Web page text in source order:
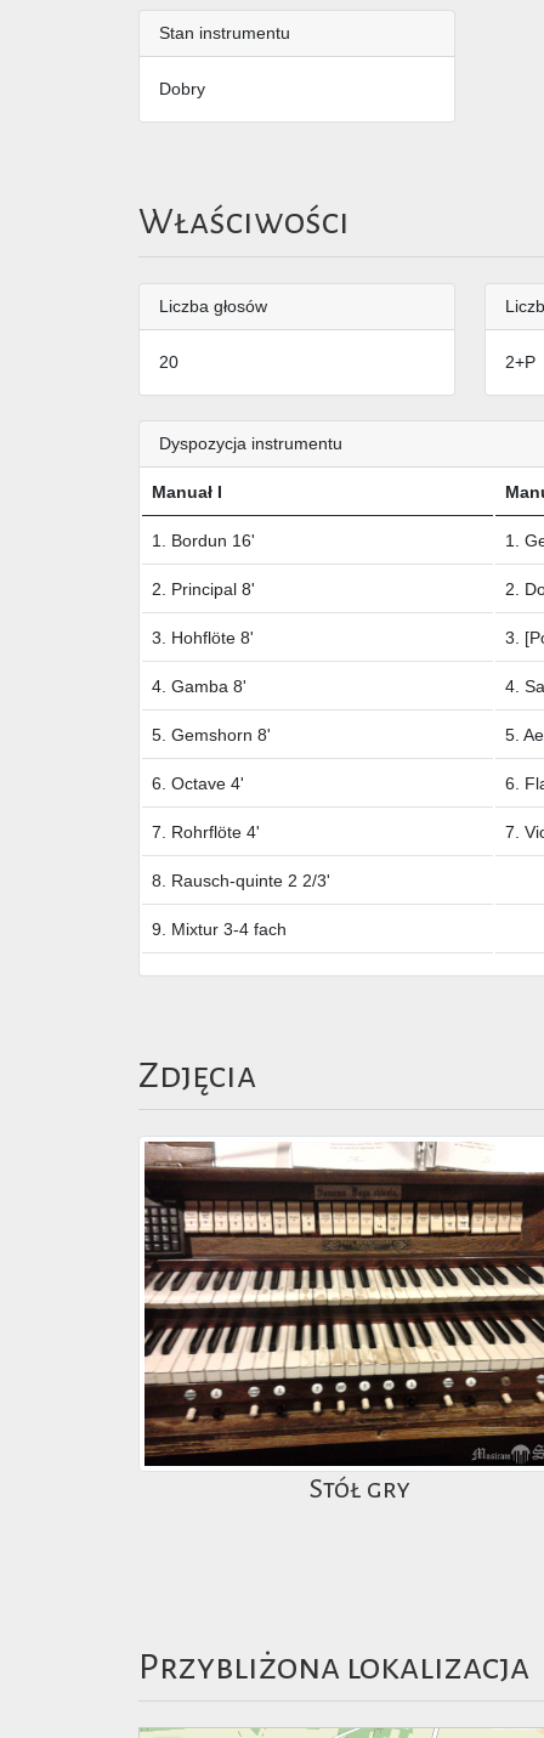
Stan instrumentu
Dobry
Właściwości
Liczba głosów
20 2+P
Dyspozycja instrumentu
Manuał I
1. Bordun 16' 1.
2. Principal 8' 2.
3. Hohflöte 8' 3.
4. Gamba 8' 4.
5. Gemshorn 8' 5.
6. Octave 4' 6.
7. Rohrflöte 4' 7.
8. Rausch-quinte 2 2/3'
9. Mixtur 3-4 fach
Zdjęcia
Stół gry
Przybliżona lokalizacja